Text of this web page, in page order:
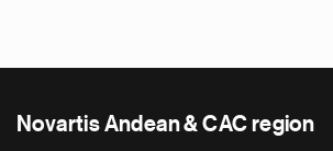
Novartis Andean & CAC region